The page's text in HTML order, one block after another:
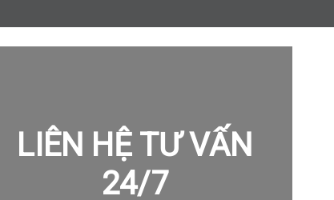
LIÊN HỆ TƯ VẤN
24/7